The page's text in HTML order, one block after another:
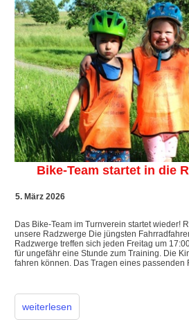
Bike-Team startet in die
5. März 2026
​Das Bike-Team im Turnverein startet wieder!
unsere Radzwerge Die jüngsten
Radzwerge treffen sich jeden Freitag um
für ungefähr eine Stunde zum Training. Die
fahren können. Das Tragen eines passenden
weiterlesen